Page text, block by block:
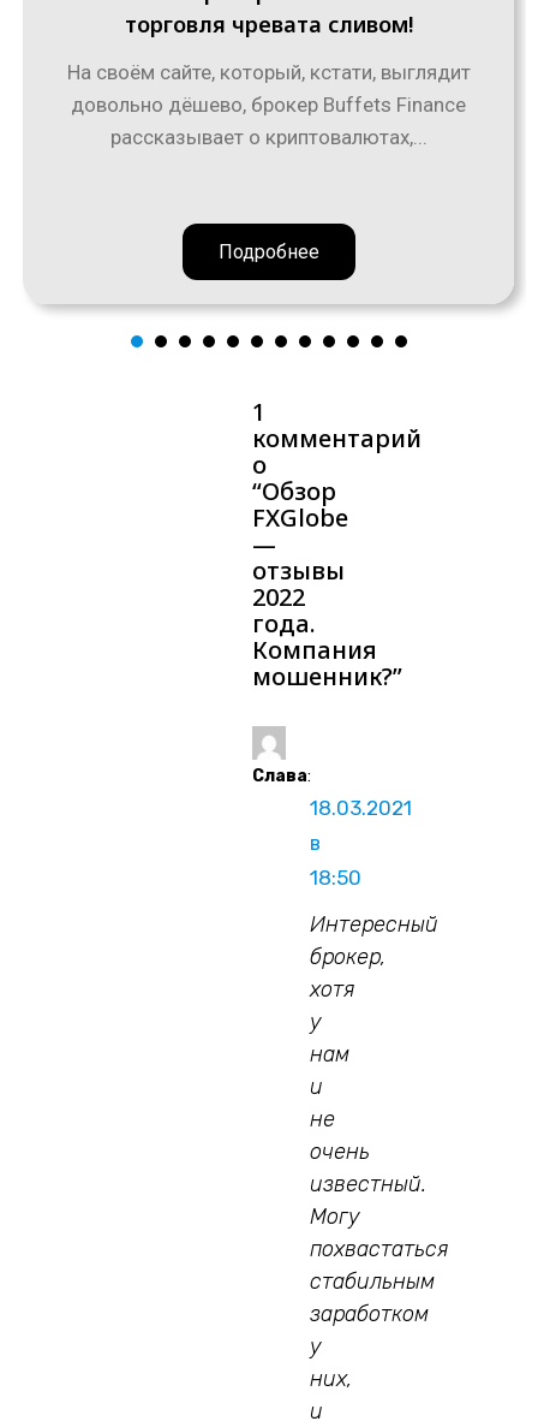
торговля чревата сливом!
На своём сайте, который, кстати, выглядит
довольно дёшево, брокер Buffets Finance
рассказывает о криптовалютах,...
Подробнее
1
комментарий
о
“Обзор
FXGlobe
—
отзывы
2022
года.
Компания
мошенник?”
Слава:
18.03.2021
в
18:50
Интересный
брокер,
хотя
у
нам
и
не
очень
известный.
Могу
похвастаться
стабильным
заработком
у
них,
и